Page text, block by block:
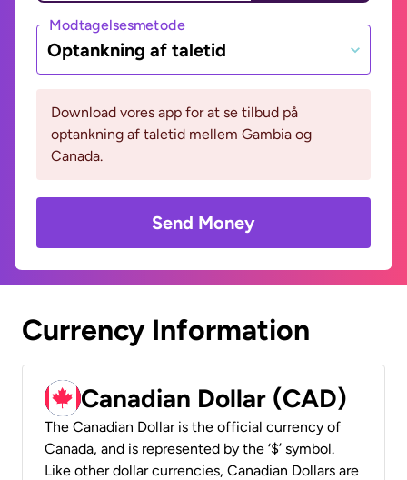
Modtagelsesmetode
Optankning af taletid
Download vores app for at se tilbud på
optankning af taletid mellem Gambia og
Canada.
Send Money
Currency Information
Canadian Dollar (CAD)
The Canadian Dollar is the official currency of
Canada, and is represented by the ‘$’ symbol.
Like other dollar currencies, Canadian Dollars are